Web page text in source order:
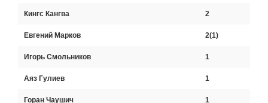
Кингс Кангва 2
Евгений Марков 2(1)
Игорь Смольников 1
Аяз Гулиев 1
Горан Чаушич 1